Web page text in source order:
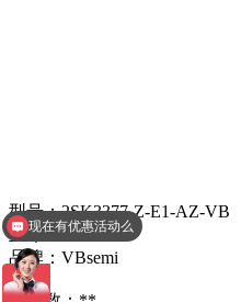
型号：2SK3377-Z-E1-AZ-VB
丝印：VBE1638
品牌：VBsemi
查询相关型号报价